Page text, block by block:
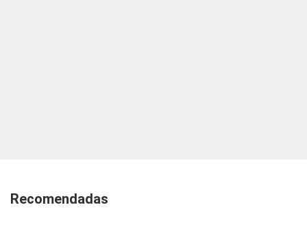
Recomendadas